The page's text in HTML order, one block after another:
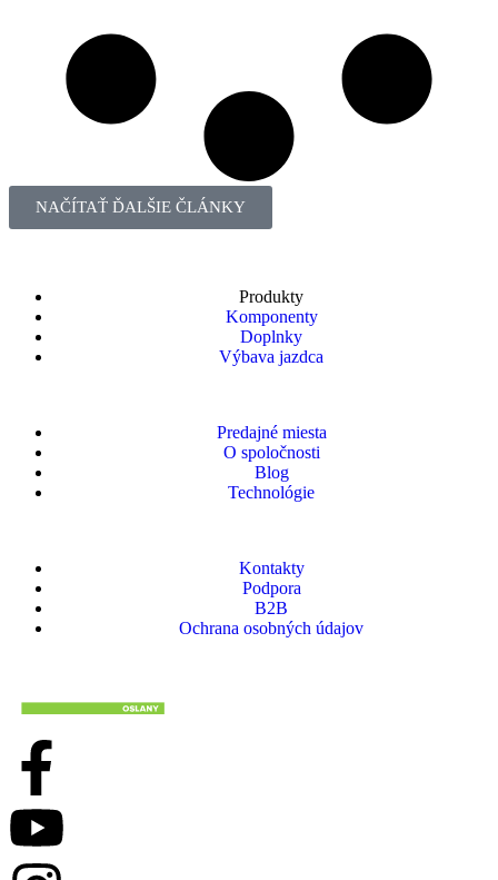
NAČÍTAŤ ĎALŠIE ČLÁNKY
Produkty
Komponenty
Doplnky
Výbava jazdca
Predajné miesta
O spoločnosti
Blog
Technológie
Kontakty
Podpora
B2B
Ochrana osobných údajov